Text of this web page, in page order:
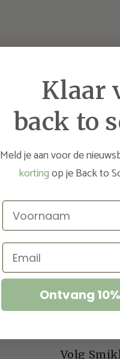
En ontvang als
Volg
Klaar
back to
Meld je aan voor de
kortingop je Back to
Voornaam
Email
Ontvang